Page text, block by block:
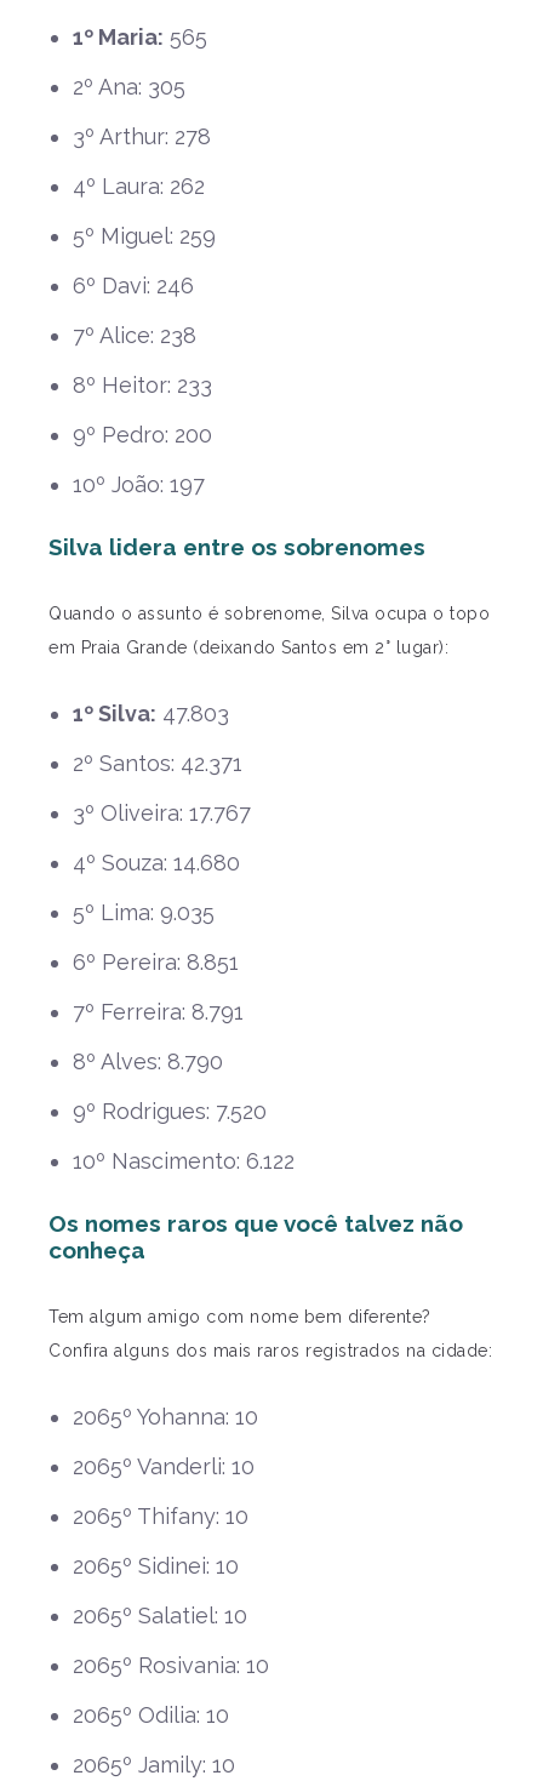
1º Maria: 565
2º Ana: 305
3º Arthur: 278
4º Laura: 262
5º Miguel: 259
6º Davi: 246
7º Alice: 238
8º Heitor: 233
9º Pedro: 200
10º João: 197
Silva lidera entre os sobrenomes
Quando o assunto é sobrenome, Silva ocupa o topo
em Praia Grande (deixando Santos em 2° lugar):
1º Silva: 47.803
2º Santos: 42.371
3º Oliveira: 17.767
4º Souza: 14.680
5º Lima: 9.035
6º Pereira: 8.851
7º Ferreira: 8.791
8º Alves: 8.790
9º Rodrigues: 7.520
10º Nascimento: 6.122
Os nomes raros que você talvez não
conheça
Tem algum amigo com nome bem diferente?
Confira alguns dos mais raros registrados na cidade:
2065º Yohanna: 10
2065º Vanderli: 10
2065º Thifany: 10
2065º Sidinei: 10
2065º Salatiel: 10
2065º Rosivania: 10
2065º Odilia: 10
2065º Jamily: 10